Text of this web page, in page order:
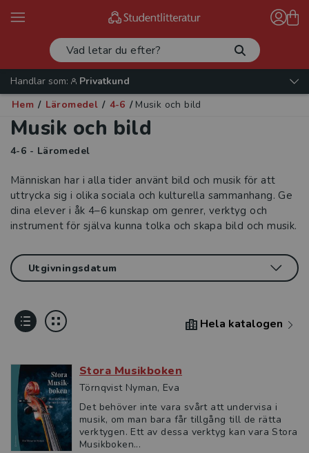
Handlar som:
Privatkund
Hem / Läromedel / 4-6 / Musik och bild
Musik och bild
4-6 - Läromedel
Människan har i alla tider använt bild och musik för att
uttrycka sig i olika sociala och kulturella sammanhang. Ge
dina elever i åk 4–6 kunskap om genrer, verktyg och
instrument för själva kunna tolka och skapa bild och musik.
Hela katalogen
Stora Musikboken
Törnqvist Nyman, Eva
Det behöver inte vara svårt att undervisa i
musik, om man bara får tillgång till de rätta
verktygen. Ett av dessa verktyg kan vara Stora
Musikboken...